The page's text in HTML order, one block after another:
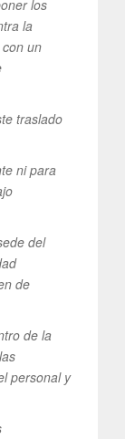
los
la
un
traslado
ni para
del
de
de la
personal y